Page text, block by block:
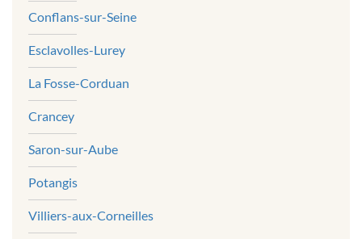
Conflans-sur-Seine
Esclavolles-Lurey
La Fosse-Corduan
Crancey
Saron-sur-Aube
Potangis
Villiers-aux-Corneilles